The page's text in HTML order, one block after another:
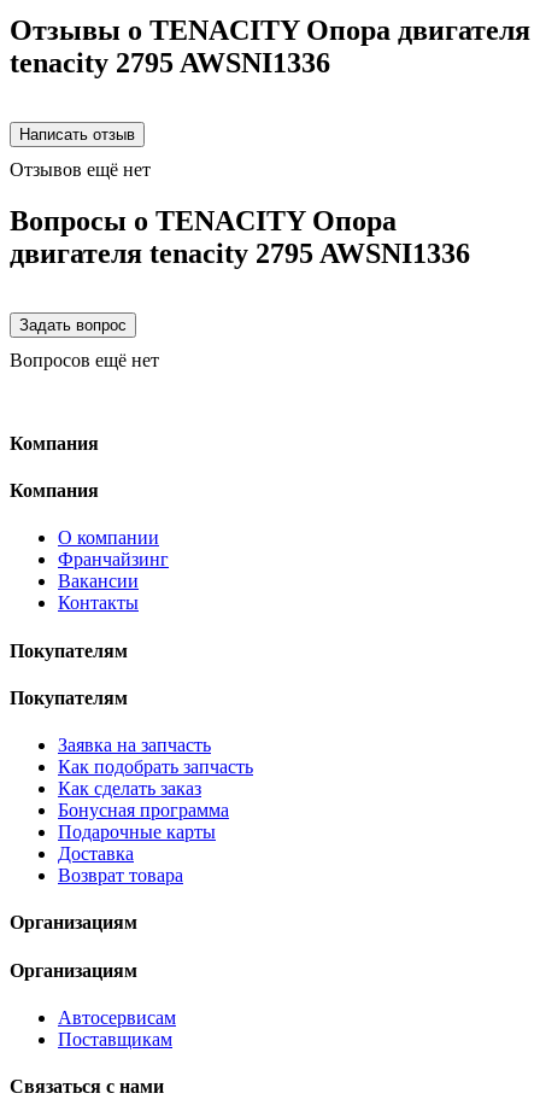
Отзывы о TENACITY Опора двигателя
tenacity 2795 AWSNI1336
Отзывов ещё нет
Вопросы о TENACITY Опора
двигателя tenacity 2795 AWSNI1336
Вопросов ещё нет
Компания
Компания
О компании
Франчайзинг
Вакансии
Контакты
Покупателям
Покупателям
Заявка на запчасть
Как подобрать запчасть
Как сделать заказ
Бонусная программа
Подарочные карты
Доставка
Возврат товара
Организациям
Организациям
Автосервисам
Поставщикам
Связаться с нами